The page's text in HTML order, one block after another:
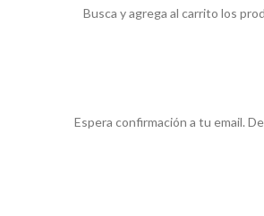
Busca y agrega al carrito los
Espera confirmación a tu email.